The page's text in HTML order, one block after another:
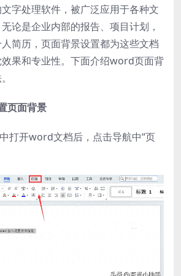
字处理软件，被广泛应用于各种文
论是企业内部的报告、项目计划，
简历，页面背景设置都为这些文档
果和专业性。下面介绍word页面背
页面背景
打开word文档后，点击导航中“页